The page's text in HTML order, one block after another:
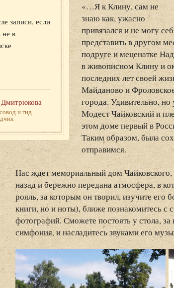
записи, если
не в
и гид-
«…Я к Клину, сам не
знаю как, ужасно
привязался и не могу
представить в другом
подруге и меценатке
в живописном Клину и
последних лет своей
Майданово и
города. Удивительно,
Модест Чайковский и
этом доме первый в
Таким образом, была
отправимся.
Нас ждет мемориальный дом Чайковского,
назад и бережно передана атмосфера, в
рояль, за которым он творил, изучите его
книги, но и ноты), ближе познакомитесь с
фотографий. Сможете постоять у стола,
симфония, и насладитесь звуками его